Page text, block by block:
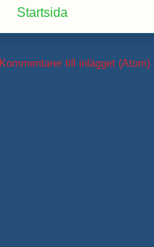
Startsida
Kommentarer till inlägget (Atom)